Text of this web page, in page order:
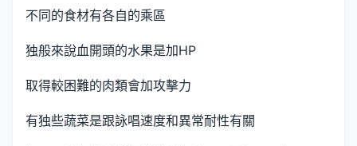
不同的食材有各自的乘區
独般來說血開頭的水果是加HP
取得較困難的肉類會加攻擊力
有独些蔬菜是跟詠唱速度和異常耐性有關